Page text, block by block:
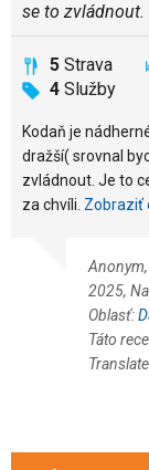
se to zvládnout.
5 Strava
4 Služby
Kodaň je
dražší( srovnal
zvládnout. Je to
za chvíli. Zobraziť
2025,
Oblasť:
Táto
Translate